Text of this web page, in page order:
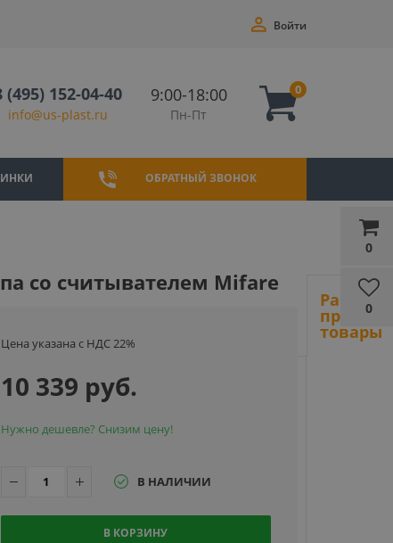
0
0
Войти
(495) 152-04-40
info@us-plast.ru
9:00-18:00
Пн-Пт
0
ОБРАТНЫЙ ЗВОНОК
со считывателем Mifare
Цена указана с НДС 22%
10 339 руб.
Нужно дешевле? Снизим цену!
В НАЛИЧИИ
В КОРЗИНУ
Ранее
товары